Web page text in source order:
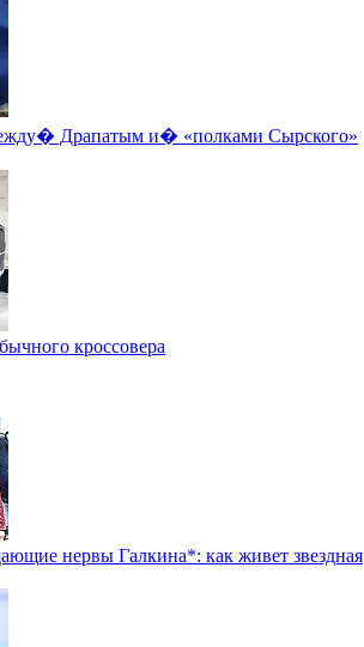
Драпатым и� «полками Сырского»
кроссовера
нервы Галкина*: как живет звездная